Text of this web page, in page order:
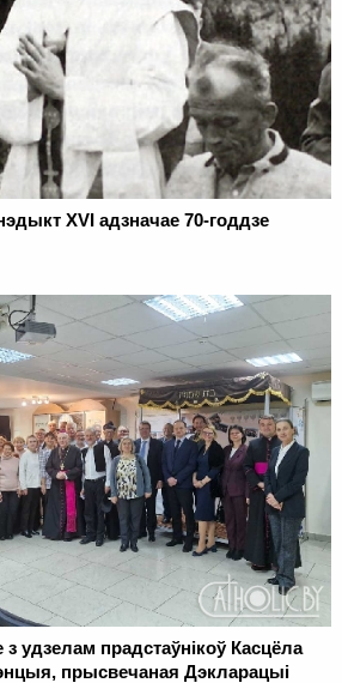
XVI адзначае 70-годдзе
з удзелам прадстаўнікоў Касцёла
прысвечаная Дэкларацыі